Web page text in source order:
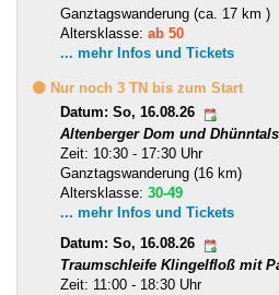
Ganztagswanderung (ca. 17 km )
Altersklasse: ab 50
... mehr Infos und Tickets
🟡 Nur noch 3 TN bis zum Start
Datum: So, 16.08.26
Altenberger Dom und
Zeit: 10:30 - 17:30 Uhr
Ganztagswanderung (16 km)
Altersklasse: 30-49
... mehr Infos und Tickets
Datum: So, 16.08.26
Traumschleife Klingelfloß mit
Zeit: 11:00 - 18:30 Uhr